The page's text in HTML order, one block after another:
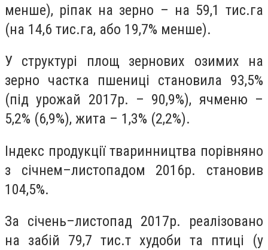
менше), ріпак на зерно – на 59,1 тис.га
(на 14,6 тис.га, або 19,7% менше).
У структурі площ зернових озимих на
зерно частка пшениці становила 93,5%
(під урожай 2017р. – 90,9%), ячменю –
5,2% (6,9%), жита – 1,3% (2,2%).
Індекс продукції тваринництва порівняно
з січнем–листопадом 2016р. становив
104,5%.
За січень–листопад 2017р. реалізовано
на забій 79,7 тис.т худоби та птиці (у